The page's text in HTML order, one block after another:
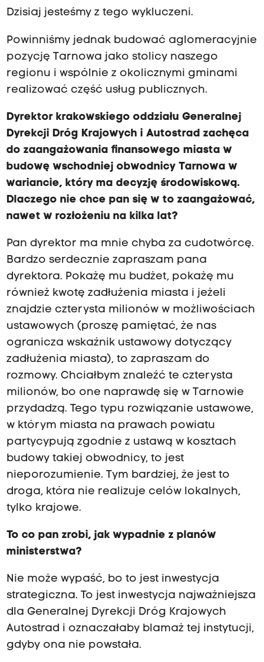
Dzisiaj jesteśmy z tego wykluczeni.
Powinniśmy jednak budować aglomeracyjnie
pozycję Tarnowa jako stolicy naszego
regionu i wspólnie z okolicznymi gminami
realizować część usług publicznych.
Dyrektor krakowskiego oddziału Generalnej
Dyrekcji Dróg Krajowych i Autostrad zachęca
do zaangażowania finansowego miasta w
budowę wschodniej obwodnicy Tarnowa w
wariancie, który ma decyzję środowiskową.
Dlaczego nie chce pan się w to zaangażować,
nawet w rozłożeniu na kilka lat?
Pan dyrektor ma mnie chyba za cudotwórcę.
Bardzo serdecznie zapraszam pana
dyrektora. Pokażę mu budżet, pokażę mu
również kwotę zadłużenia miasta i jeżeli
znajdzie czterysta milionów w możliwościach
ustawowych (proszę pamiętać, że nas
ogranicza wskaźnik ustawowy dotyczący
zadłużenia miasta), to zapraszam do
rozmowy. Chciałbym znaleźć te czterysta
milionów, bo one naprawdę się w Tarnowie
przydadzą. Tego typu rozwiązanie ustawowe,
w którym miasta na prawach powiatu
partycypują zgodnie z ustawą w kosztach
budowy takiej obwodnicy, to jest
nieporozumienie. Tym bardziej, że jest to
droga, która nie realizuje celów lokalnych,
tylko krajowe.
To co pan zrobi, jak wypadnie z planów
ministerstwa?
Nie może wypaść, bo to jest inwestycja
strategiczna. To jest inwestycja najważniejsza
dla Generalnej Dyrekcji Dróg Krajowych
Autostrad i oznaczałaby blamaż tej instytucji,
gdyby ona nie powstała.